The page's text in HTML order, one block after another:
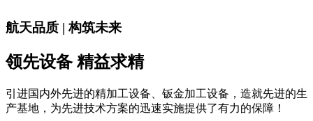
航天品质 | 构筑未来
领先设备 精益求精
引进国内外先进的精加工设备、钣金加工设备，造就先进的生
产基地，为先进技术方案的迅速实施提供了有力的保障！